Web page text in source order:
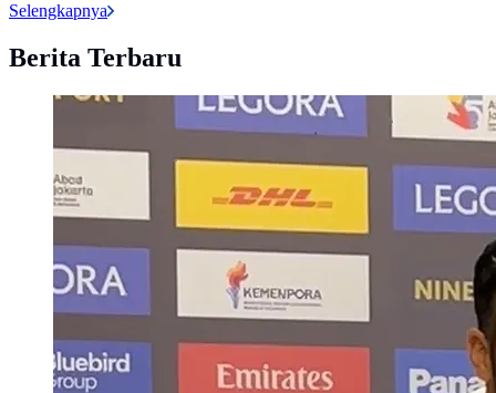
Selengkapnya
Berita Terbaru